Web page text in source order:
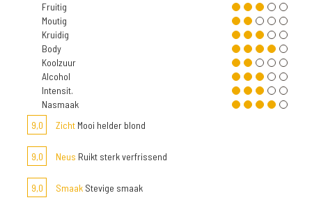
Fruitig
Moutig
Kruidig
Body
Koolzuur
Alcohol
Intensit.
Nasmaak
9,0
Zicht Mooi helder blond
9,0 Neus Ruikt sterk verfrissend
9,0 Smaak Stevige smaak